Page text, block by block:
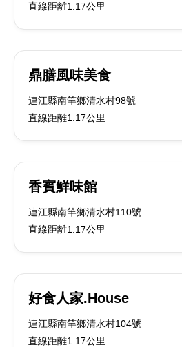
直線距離1.17公里
鼎膳風味美食
連江縣南竿鄉清水村98號
直線距離1.17公里
香賓鮮味館
連江縣南竿鄉清水村110號
直線距離1.17公里
好食人家.House
連江縣南竿鄉清水村104號
直線距離1.17公里